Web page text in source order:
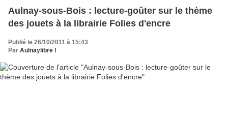
Aulnay-sous-Bois : lecture-goûter sur le thème
des jouets à la librairie Folies d'encre
Publié le 26/10/2011 à 15:43
Par Aulnaylibre !